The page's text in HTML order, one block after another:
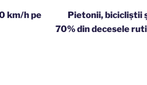
km/h pe
Pietonii, bicicliștii
70% din decesele